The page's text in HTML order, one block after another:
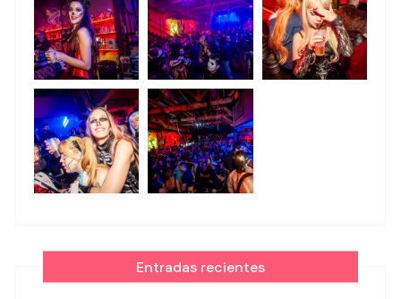
Entradas recientes